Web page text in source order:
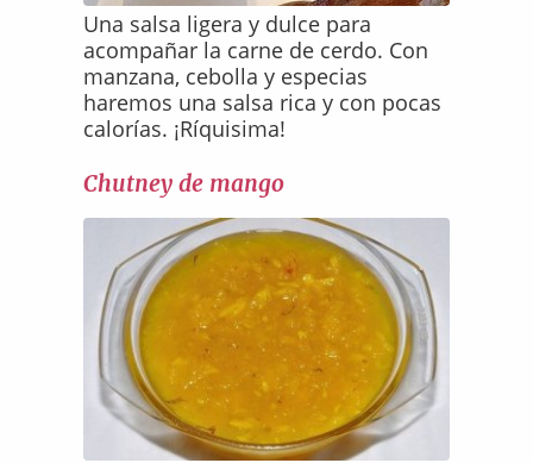
Una salsa ligera y dulce para
acompañar la carne de cerdo. Con
manzana, cebolla y especias
haremos una salsa rica y con pocas
calorías. ¡Ríquisima!
Chutney de mango